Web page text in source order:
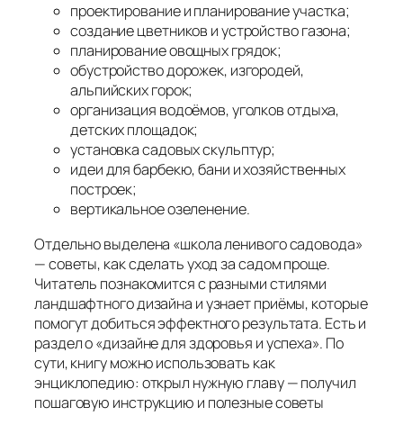
проектирование и планирование участка;
создание цветников и устройство газона;
планирование овощных грядок;
обустройство дорожек, изгородей,
альпийских горок;
организация водоёмов, уголков отдыха,
детских площадок;
установка садовых скульптур;
идеи для барбекю, бани и хозяйственных
построек;
вертикальное озеленение.
Отдельно выделена «школа ленивого садовода»
— советы, как сделать уход за садом проще.
Читатель познакомится с разными стилями
ландшафтного дизайна и узнает приёмы, которые
помогут добиться эффектного результата. Есть и
раздел о «дизайне для здоровья и успеха». По
сути, книгу можно использовать как
энциклопедию: открыл нужную главу — получил
пошаговую инструкцию и полезные советы